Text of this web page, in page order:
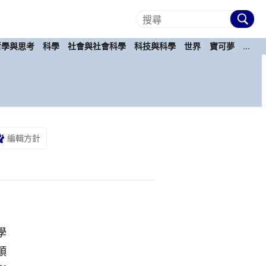
與思考 科學 社會與社會科學 科技與科學 世界 寶可夢
...
編輯方針